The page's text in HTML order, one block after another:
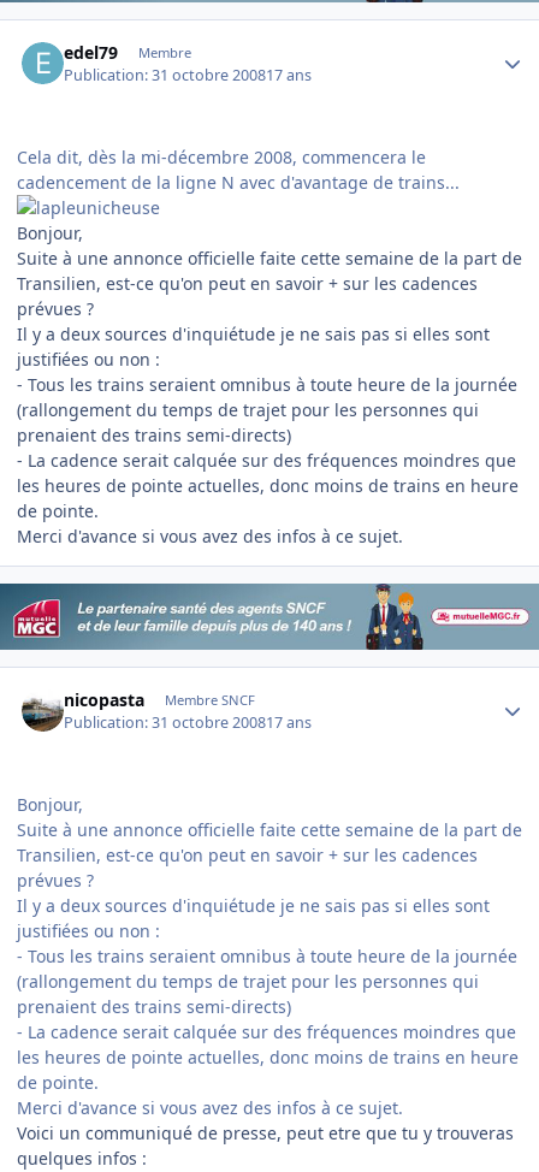
edel79 Membre
Publication:31 octobre 200817 ans
Cela dit, dès la mi-décembre 2008, commencera le
cadencement de la ligne N avec d'avantage de trains...
Bonjour,
Suite à une annonce officielle faite cette semaine de la part de
Transilien, est-ce qu'on peut en savoir + sur les cadences
prévues ?
Il y a deux sources d'inquiétude je ne sais pas si elles sont
justifiées ou non :
- Tous les trains seraient omnibus à toute heure de la journée
(rallongement du temps de trajet pour les personnes qui
prenaient des trains semi-directs)
- La cadence serait calquée sur des fréquences moindres que
les heures de pointe actuelles, donc moins de trains en heure
de pointe.
Merci d'avance si vous avez des infos à ce sujet.
nicopasta Membre SNCF
Publication:31 octobre 200817 ans
Bonjour,
Suite à une annonce officielle faite cette semaine de la part de
Transilien, est-ce qu'on peut en savoir + sur les cadences
prévues ?
Il y a deux sources d'inquiétude je ne sais pas si elles sont
justifiées ou non :
- Tous les trains seraient omnibus à toute heure de la journée
(rallongement du temps de trajet pour les personnes qui
prenaient des trains semi-directs)
- La cadence serait calquée sur des fréquences moindres que
les heures de pointe actuelles, donc moins de trains en heure
de pointe.
Merci d'avance si vous avez des infos à ce sujet.
Voici un communiqué de presse, peut etre que tu y trouveras
quelques infos :